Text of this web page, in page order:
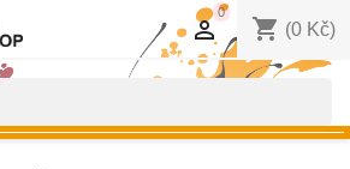
shopping_cart
0
(0 Kč)
